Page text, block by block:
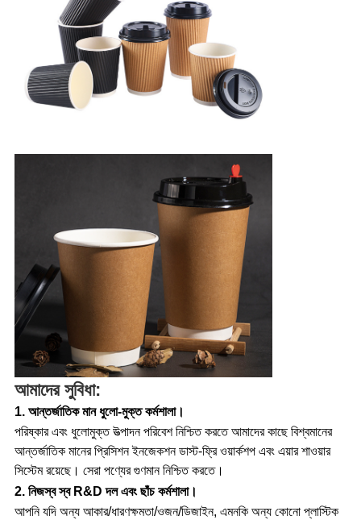
আমাদের সুবিধা:
1. আন্তর্জাতিক মান ধুলো-মুক্ত কর্মশালা।
পরিষ্কার এবং ধুলোমুক্ত উত্পাদন পরিবেশ নিশ্চিত করতে আমাদের কাছে বিশ্বমানের
আন্তর্জাতিক মানের প্রিসিশন ইনজেকশন ডাস্ট-ফ্রি ওয়ার্কশপ এবং এয়ার শাওয়ার
সিস্টেম রয়েছে। সেরা পণ্যের গুণমান নিশ্চিত করতে।
2. নিজস্ব স্ব R&D দল এবং ছাঁচ কর্মশালা।
আপনি যদি অন্য আকার/ধারণক্ষমতা/ওজন/ডিজাইন, এমনকি অন্য কোনো প্লাস্টিক